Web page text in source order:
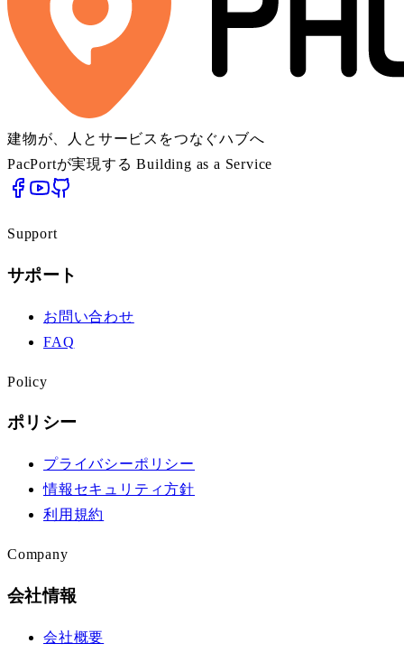
建物が、人とサービスをつなぐハブへ
PacPortが実現する Building as a Service
Support
サポート
お問い合わせ
FAQ
Policy
ポリシー
プライバシーポリシー
情報セキュリティ方針
利用規約
Company
会社情報
会社概要